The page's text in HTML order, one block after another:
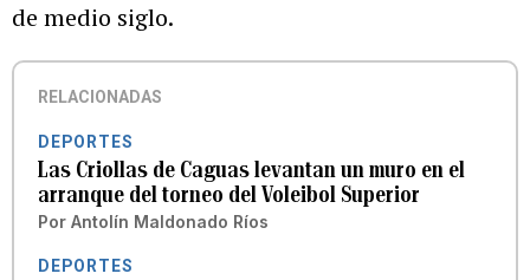
de medio siglo.
RELACIONADAS
DEPORTES
Las Criollas de Caguas levantan un muro en el
arranque del torneo del Voleibol Superior
Por Antolín Maldonado Ríos
DEPORTES